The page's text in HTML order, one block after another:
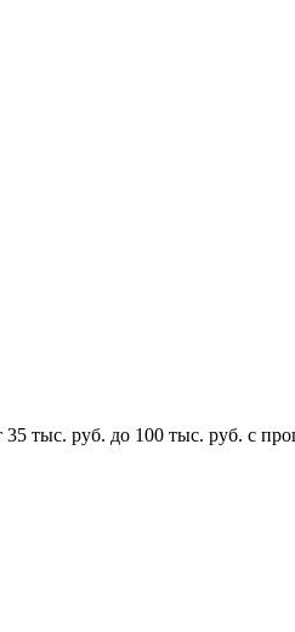
тыс. руб. до 100 тыс. руб. с